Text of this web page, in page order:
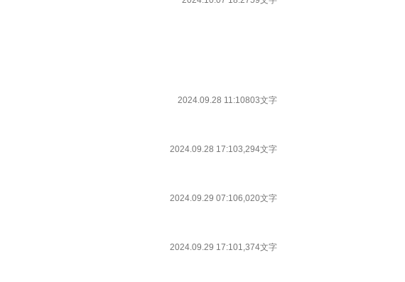
2024.09.28 11:10803文字
2024.09.28 17:103,294文字
2024.09.29 07:106,020文字
2024.09.29 17:101,374文字